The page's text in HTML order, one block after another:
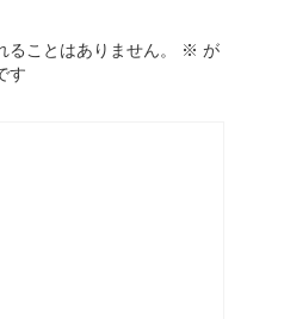
ことはありません。 ※ が
す